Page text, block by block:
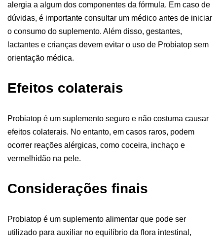
alergia a algum dos componentes da fórmula. Em caso de
dúvidas, é importante consultar um médico antes de iniciar
o consumo do suplemento. Além disso, gestantes,
lactantes e crianças devem evitar o uso de Probiatop sem
orientação médica.
Efeitos colaterais
Probiatop é um suplemento seguro e não costuma causar
efeitos colaterais. No entanto, em casos raros, podem
ocorrer reações alérgicas, como coceira, inchaço e
vermelhidão na pele.
Considerações finais
Probiatop é um suplemento alimentar que pode ser
utilizado para auxiliar no equilíbrio da flora intestinal,